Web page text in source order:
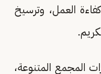
العمل، وترسيخ
المجمع المتنوعة،